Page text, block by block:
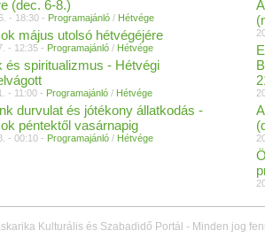
(dec. 6-8.)
- 18:30 - Programajánló / Hétvége
május utolsó hétvégéjére
- 12:35 - Programajánló / Hétvége
és spiritualizmus - Hétvégi
- 11:00 - Programajánló / Hétvége
durvulat és jótékony állatkodás -
péntektől vasárnapig
- 00:10 - Programajánló / Hétvége
Kulturális és Szabadidő Portál - Minden jog